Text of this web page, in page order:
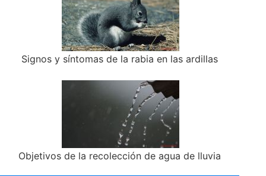
Signos y síntomas de la rabia en las ardillas
Objetivos de la recolección de agua de lluvia